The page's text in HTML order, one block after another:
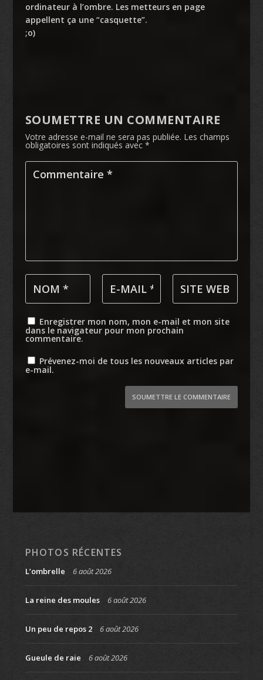
ordinateur à l’ombre. Les metteurs en page
appellent ça une “casquette”.
;o)
SOUMETTRE UN COMMENTAIRE
Votre adresse e-mail ne sera pas publiée. Les champs
obligatoires sont indiqués avec *
Enregistrer mon nom, mon e-mail et mon site
dans le navigateur pour mon prochain
commentaire.
Prévenez-moi de tous les nouveaux articles par
e-mail.
SOUMETTRE LE COMMENTAIRE
PHOTOS RÉCENTES
L’ombrelle 6 août 2026
La reine des moules 6 août 2026
Un peu de repos 2 6 août 2026
Gueule de raie 6 août 2026